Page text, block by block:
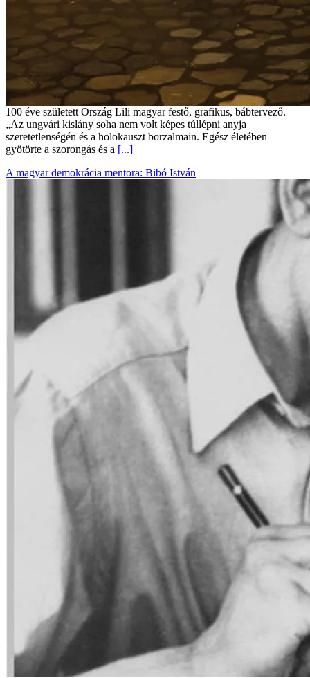
100 éve született Ország Lili magyar festő, grafikus, bábtervező.
„Az ungvári kislány soha nem volt képes túllépni anyja
szeretetlenségén és a holokauszt borzalmain. Egész életében
gyötörte a szorongás és a [...]
A magyar demokrácia mentora: Bibó István